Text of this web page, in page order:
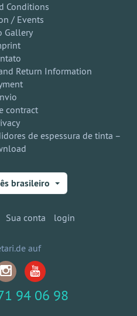
Conditions
/ Events
Gallery
Return Information
contract
de espessura de tinta –
brasileiro
Sua conta login
auf
94 06 98